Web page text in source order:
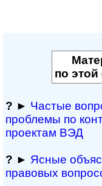
по этой
? ► Частые
проблемы по
проектам ВЭД
? ► Ясные
правовых